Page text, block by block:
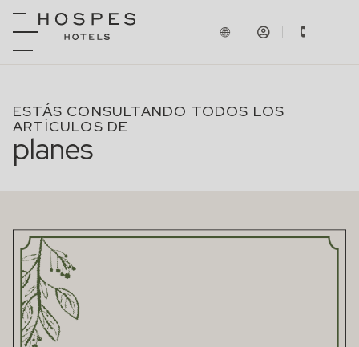
ESTÁS CONSULTANDO TODOS LOS
ARTÍCULOS DE
planes